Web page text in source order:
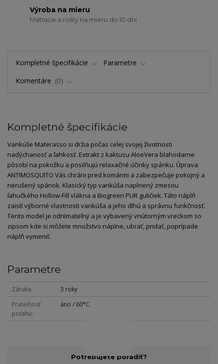
Výroba na mieru
Matrace a rošty na mieru do 10 dní
Kompletné špecifikácie
Parametre
Komentáre
0
Kompletné špecifikácie
Vankúše Materasso si držia počas celej svojej životnosti
nadýchanosť a ľahkosť. Extrakt z kaktusu AloeVera blahodarne
pôsobí na pokožku a posilňujú relaxačné účinky spánku. Úprava
ANTIMOSQUITO Vás chráni pred komármi a zabezpečuje pokojný a
nerušený spánok. Klasický typ vankúša naplnený zmesou
ľahučkého Hollow-Fill vlákna a Biogreen PUR guličiek. Táto náplň
zaistí výborné vlastnosti vankúša a jeho dlhú a správnu funkčnosť.
Tento model je odnímateľný a je vybavený vnútorným vreckom so
zipsom kde si môžete množstvo náplne, ubrať, pridať, poprípade
náplň vymeniť.
Parametre
Záruka
3 roky
Prateľnosť
poťahu
áno / 60°C
Potrebujete poradiť?